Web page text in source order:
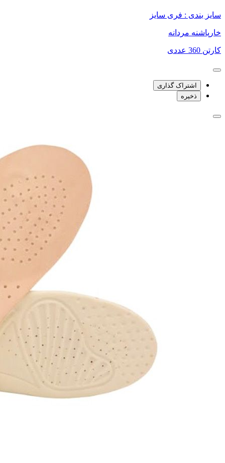
سایز بندی : فری سایز
خارپاشنه مردانه
کارتن 360 عددی
اشتراک گذاری
ذخیره